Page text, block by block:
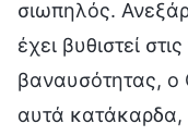
σιωπηλός.
έχει βυθιστεί
βαναυσότητας, ο
αυτά κατάκαρδα,